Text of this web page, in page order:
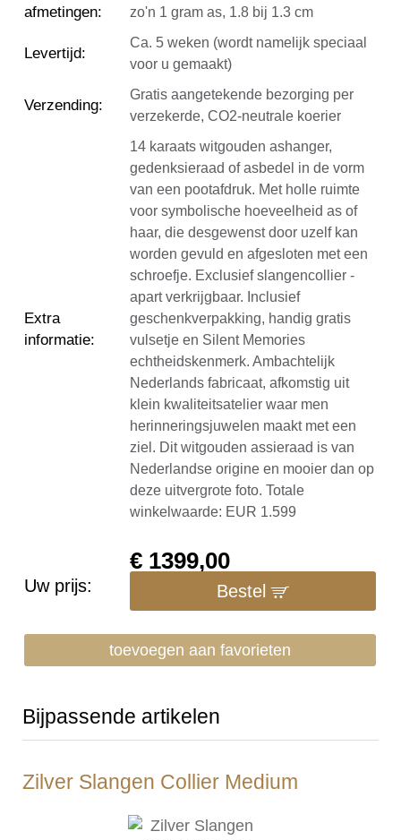
afmetingen: zo'n 1 gram as, 1.8 bij 1.3 cm
Levertijd:
Ca. 5 weken (wordt namelijk speciaal
voor u gemaakt)
Verzending:
Gratis aangetekende bezorging per
verzekerde, CO2-neutrale koerier
Extra
informatie:
14 karaats witgouden ashanger,
gedenksieraad of asbedel in de vorm
van een pootafdruk. Met holle ruimte
voor symbolische hoeveelheid as of
haar, die desgewenst door uzelf kan
worden gevuld en afgesloten met een
schroefje. Exclusief slangencollier -
apart verkrijgbaar. Inclusief
geschenkverpakking, handig gratis
vulsetje en Silent Memories
echtheidskenmerk. Ambachtelijk
Nederlands fabricaat, afkomstig uit
klein kwaliteitsatelier waar men
herinneringsjuwelen maakt met een
ziel. Dit witgouden assieraad is van
Nederlandse origine en mooier dan op
deze uitvergrote foto. Totale
winkelwaarde: EUR 1.599
Uw prijs:
€ 1399,00
Bestel
toevoegen aan favorieten
Bijpassende artikelen
Zilver Slangen Collier Medium